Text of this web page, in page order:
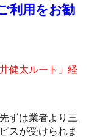
利用をお勧
太ルート」経
ずは業者より三
スが受けられま